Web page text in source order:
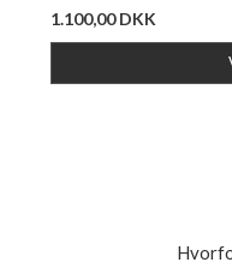
1.100,00 DKK